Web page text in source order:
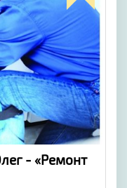
- «Ремонт